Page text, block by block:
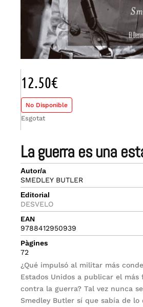
la guerra es una
Autor/a
SMEDLEY BUTLER
Editorial
DESVELO
EAN
9788412950939
Pàgines
72
¿Qué impulsó al militar más
Estados Unidos a publicar el más
contra la guerra? Tal vez nunca
Smedley Butler sí que sabía de lo
12.50€
No Disponible
Esgotat